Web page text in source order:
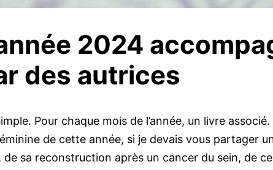
2024
des autrices
Pour chaque mois de l’année, un livre
de cette année, si je devais vous partager
de sa reconstruction après un cancer du sein, de